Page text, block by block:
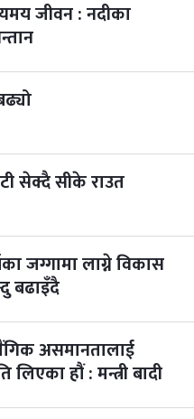
७ महिना बाँकी
जीवन : नदीका
सेक्दै सीके राउत
जग्गामा लाग्ने विकास
बढाइँदै
असमानतालाई
लिएका हौं : मन्त्री बादी